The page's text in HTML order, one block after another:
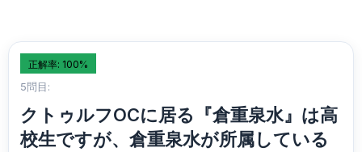
正解率: 100%
5問目:
クトゥルフOCに居る『倉重泉水』は高
校生ですが、倉重泉水が所属している